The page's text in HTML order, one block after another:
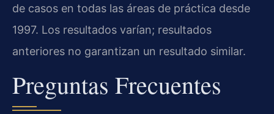
de casos en todas las áreas de práctica desde
1997. Los resultados varían; resultados
anteriores no garantizan un resultado similar.
Preguntas Frecuentes